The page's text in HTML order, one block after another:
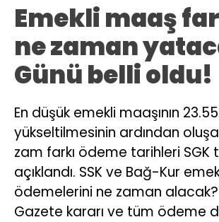
Emekli maaş
ne zaman
Günü belli oldu!
En düşük emekli maaşının
yükseltilmesinin ardından
zam farkı ödeme tarihleri SGK
açıklandı. SSK ve Bağ-Kur
ödemelerini ne zaman
Gazete kararı ve tüm ödeme